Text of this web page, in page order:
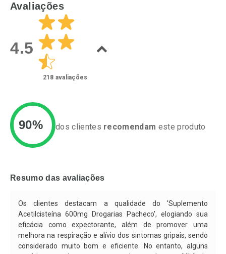
Laboratório
Por R$ 76,94/cada
Por Menos
Comprar sem Desconto
Por R$ 76,94/cada
Por R$ 34,39/cada
Avaliações
4.5
218 avaliações
90% dos clientes recomendam este produto
Resumo das avaliações
Os clientes destacam a qualidade do 'Suplemento
Acetilcisteína 600mg Drogarias Pacheco', elogiando sua
eficácia como expectorante, além de promover uma
melhora na respiração e alívio dos sintomas gripais, sendo
considerado muito bom e eficiente. No entanto, alguns